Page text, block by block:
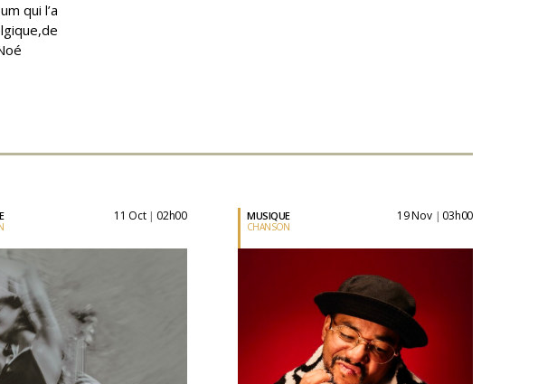
qui l’a
11 Oct | 02h00 MUSIQUE
CHANSON
19 Nov | 03h00